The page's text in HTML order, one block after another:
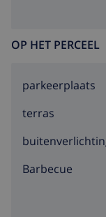
OP HET PERCEEL
parkeerplaats
terras
barbecue